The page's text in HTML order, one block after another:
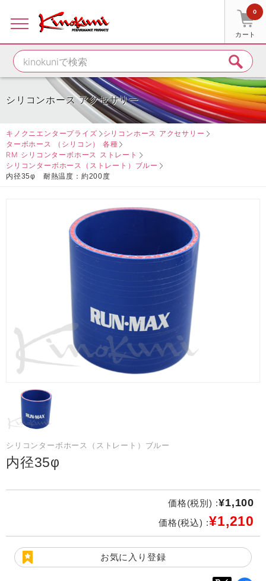
カート
0
シリコンホース アクセサリー
キノクニエンタープライズ
シリコンホース アクセサリー
ターボホース （シリコン） 各種
RM シリコンターボホース ストレート
シリコンターボホース（ストレート）ブルー
内径35φ 耐熱温度：約200度
シリコンターボホース（ストレート）ブルー
内径35φ
価格(税別) :¥1,100
価格(税込) :¥1,210
お気に入り登録